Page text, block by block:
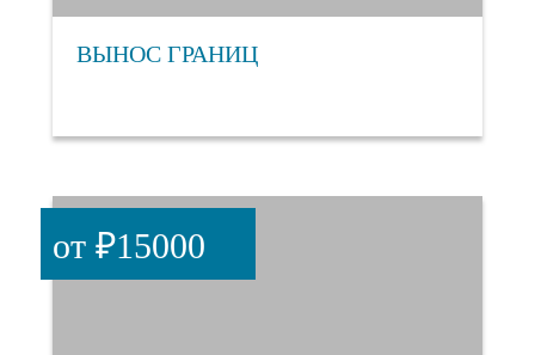
ВЫНОС ГРАНИЦ
от ₽15000